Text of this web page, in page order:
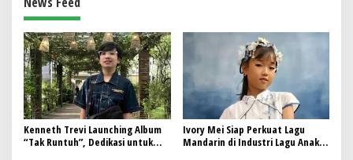
Kenneth Trevi Launching Album
“Tak Runtuh”, Dedikasi untuk
Ivory Mei Siap Perkuat Lagu
Mandarin di Industri Lagu Anak